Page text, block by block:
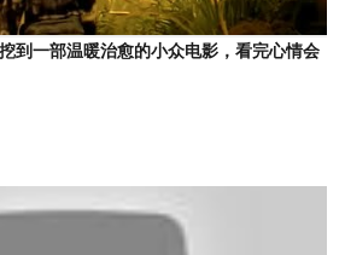
到一部温暖治愈的小众电影，看完心情会